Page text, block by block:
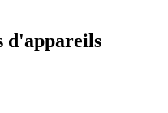
d'appareils